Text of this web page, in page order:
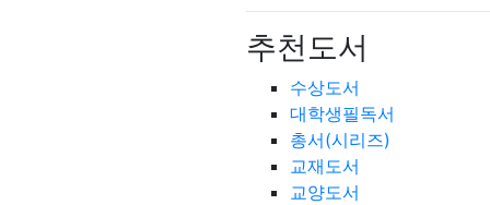
추천도서
수상도서
대학생필독서
총서(시리즈)
교재도서
교양도서